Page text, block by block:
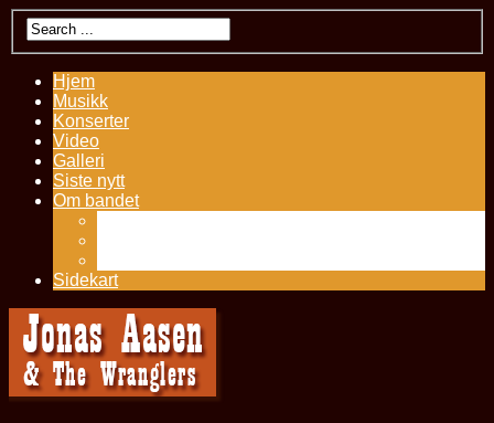
Hjem
Musikk
Konserter
Video
Galleri
Siste nytt
Om bandet
Sidekart